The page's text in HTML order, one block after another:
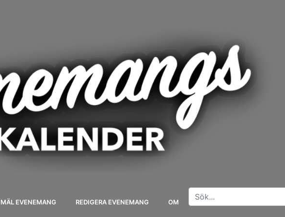
EVENEMANG REDIGERA EVENEMANG OM